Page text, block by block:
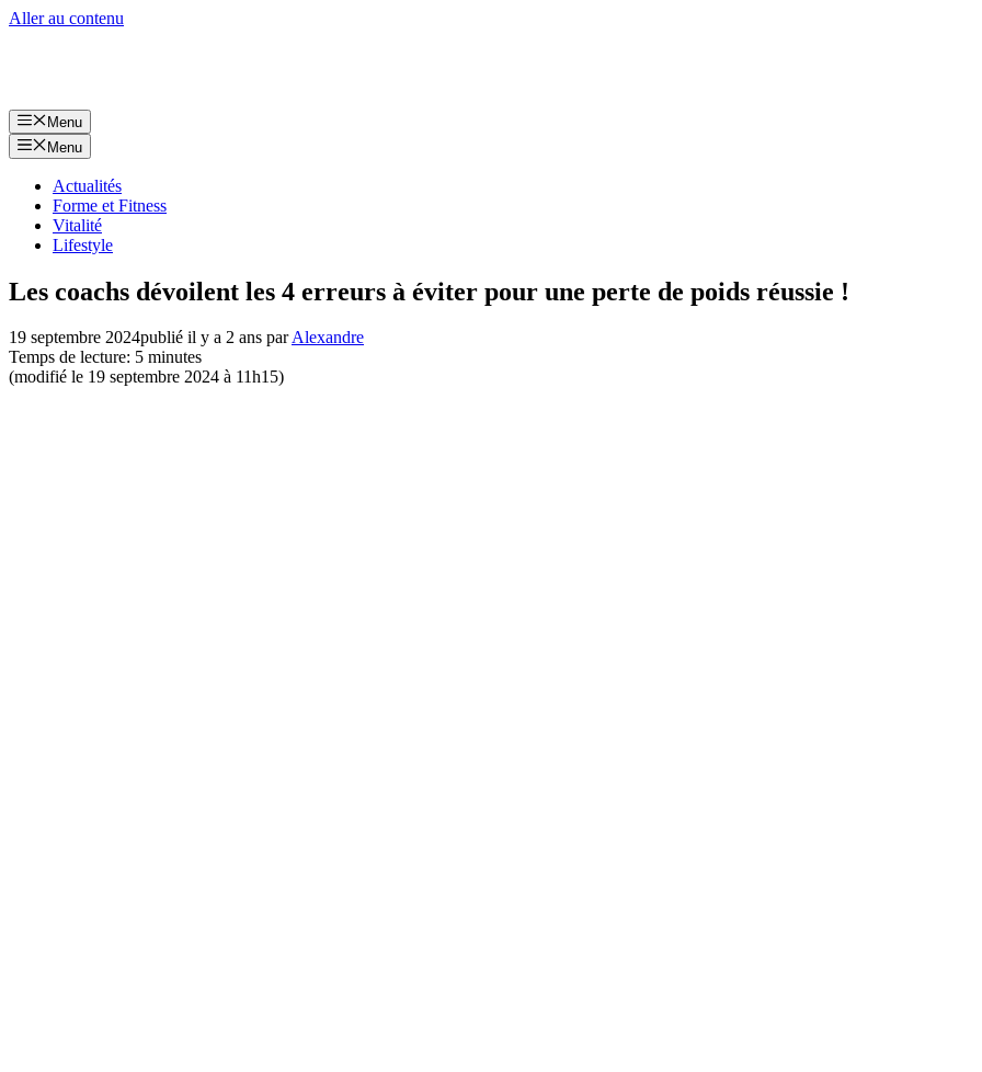
Aller au contenu
Menu
Menu
Actualités
Forme et Fitness
Vitalité
Lifestyle
Les coachs dévoilent les 4 erreurs à éviter pour une perte de poids réussie !
19 septembre 2024publié il y a 2 ans parAlexandre
Temps de lecture: 5 minutes
(modifié le 19 septembre 2024 à 11h15)